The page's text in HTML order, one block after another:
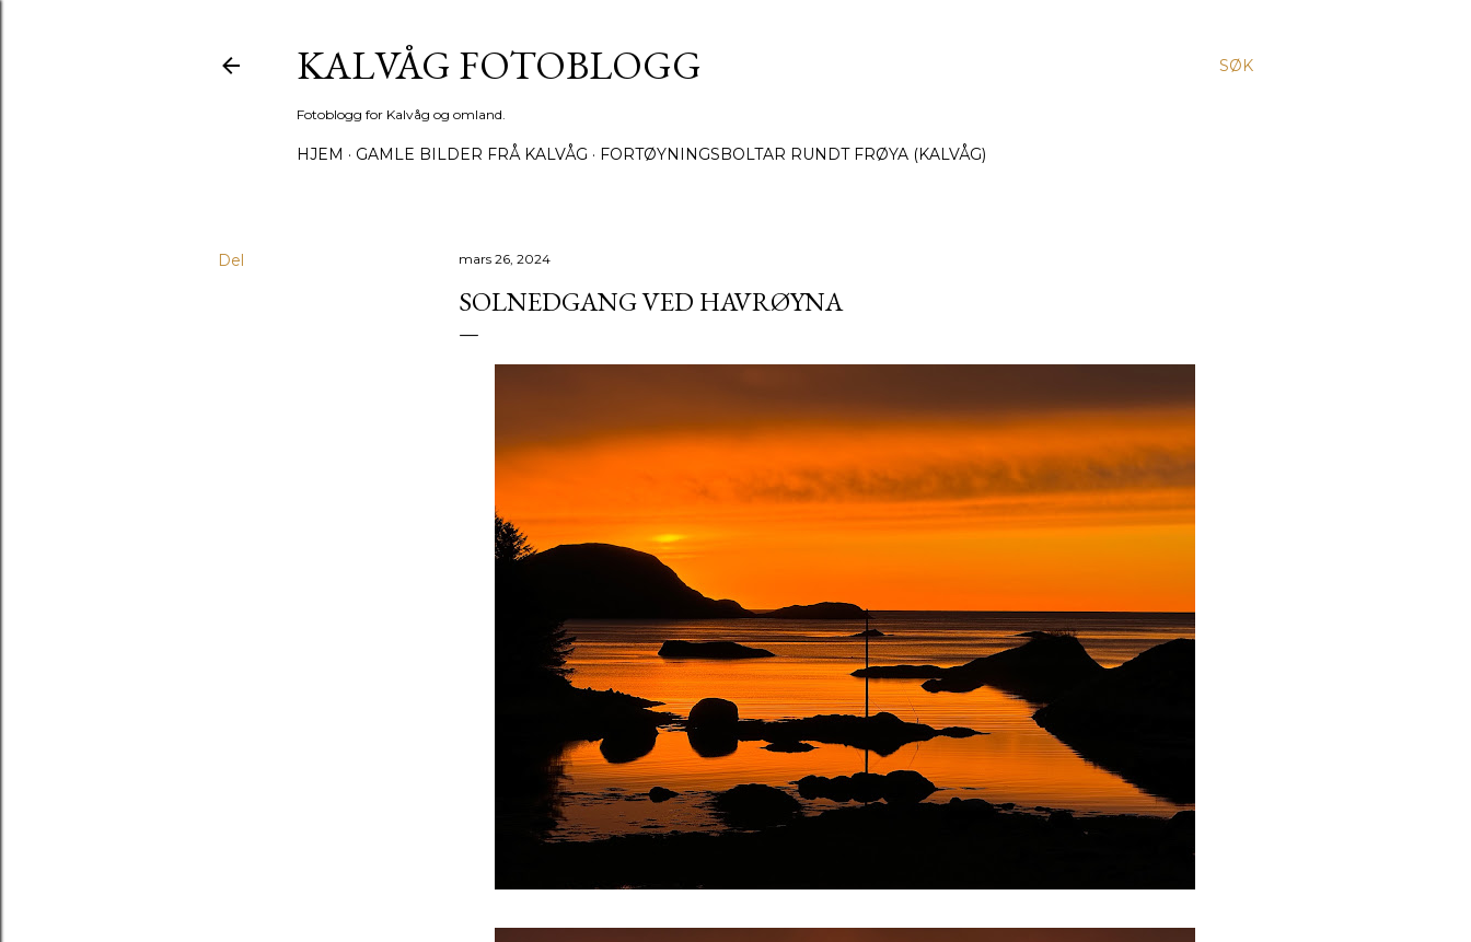
SØK
KALVÅG FOTOBLOGG
Fotoblogg for Kalvåg og omland.
HJEM GAMLE BILDER FRÅ KALVÅG FORTØYNINGSBOLTAR RUNDT FRØYA (KALVÅG)
Del mars 26, 2024
SOLNEDGANG VED HAVRØYNA